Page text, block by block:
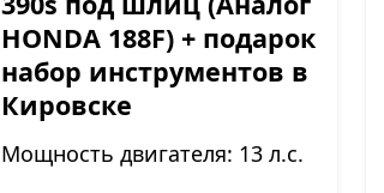
HONDA 188F) + подарок
набор инструментов в
Кировске
Мощность двигателя: 13 л.с.